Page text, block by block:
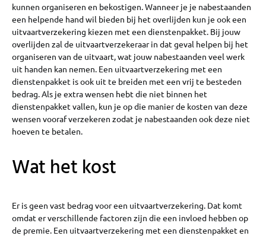
kunnen organiseren en bekostigen. Wanneer je je nabestaanden
een helpende hand wil bieden bij het overlijden kun je ook een
uitvaartverzekering kiezen met een dienstenpakket. Bij jouw
overlijden zal de uitvaartverzekeraar in dat geval helpen bij het
organiseren van de uitvaart, wat jouw nabestaanden veel werk
uit handen kan nemen. Een uitvaartverzekering met een
dienstenpakket is ook uit te breiden met een vrij te besteden
bedrag. Als je extra wensen hebt die niet binnen het
dienstenpakket vallen, kun je op die manier de kosten van deze
wensen vooraf verzekeren zodat je nabestaanden ook deze niet
hoeven te betalen.
Wat het kost
Er is geen vast bedrag voor een uitvaartverzekering. Dat komt
omdat er verschillende factoren zijn die een invloed hebben op
de premie. Een uitvaartverzekering met een dienstenpakket en